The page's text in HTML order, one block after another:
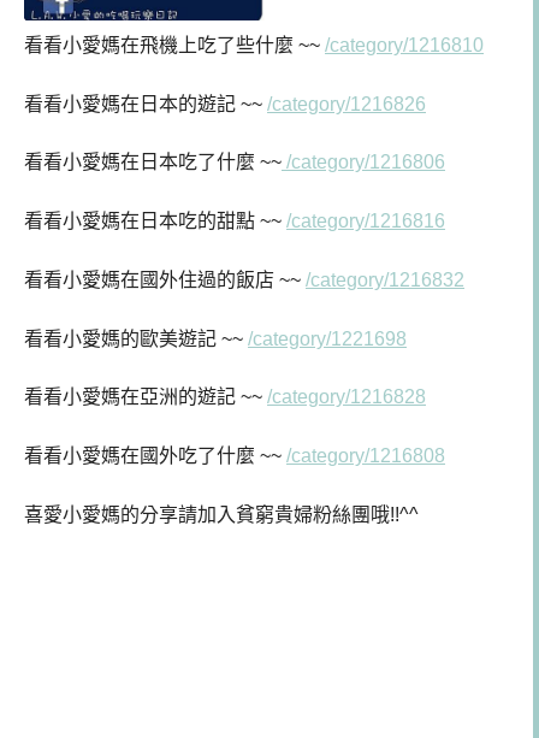
看看小愛媽在飛機上吃了些什麼 ~~ /category/1216810
看看小愛媽在日本的遊記 ~~ /category/1216826
看看小愛媽在日本吃了什麼 ~~ /category/1216806
看看小愛媽在日本吃的甜點 ~~ /category/1216816
看看小愛媽在國外住過的飯店 ~~ /category/1216832
看看小愛媽的歐美遊記 ~~ /category/1221698
看看小愛媽在亞洲的遊記 ~~ /category/1216828
看看小愛媽在 國外吃了什麼 ~~ /category/1216808
喜愛小愛媽的分享請加入貧窮貴婦粉絲團哦!!^^